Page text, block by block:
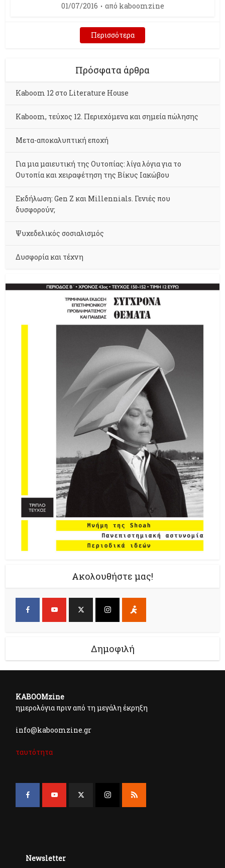
01/07/2016 από kaboomzine
Περισσότερα
Πρόσφατα άρθρα
Kaboom 12 στο Literature House
Kaboom, τεύχος 12. Περιεχόμενα και σημεία πώλησης
Μετα-αποκαλυπτική εποχή
Για μια μαιευτική της Ουτοπίας: λίγα λόγια για το
Ουτοπία και χειραφέτηση της Βίκυς Ιακώβου
Εκδήλωση: Gen Z και Millennials. Γενιές που
δυσφορούν;
Ψυχεδελικός σοσιαλισμός
Δυσφορία και τέχνη
Ακολουθήστε μας!
Δημοφιλή
KABOOMzine
ημερολόγια πριν από τη μεγάλη έκρηξη
info@kaboomzine.gr
ταυτότητα
Newsletter